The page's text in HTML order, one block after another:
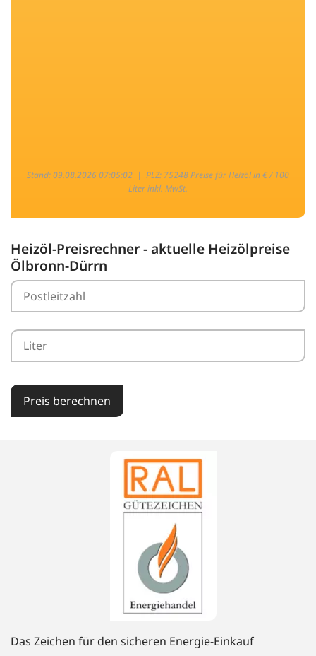
Stand: 09.08.2026 07:05:02 | PLZ: 75248 Preise für Heizöl in € / 100
Liter inkl. MwSt.
Heizöl-Preisrechner - aktuelle Heizölpreise
Ölbronn-Dürrn
Preis berechnen
Das Zeichen für den sicheren Energie-Einkauf